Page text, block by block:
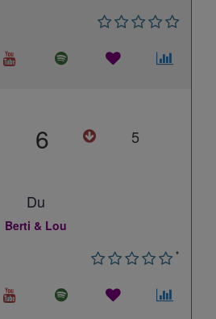
6 5
Du
Berti & Lou
*